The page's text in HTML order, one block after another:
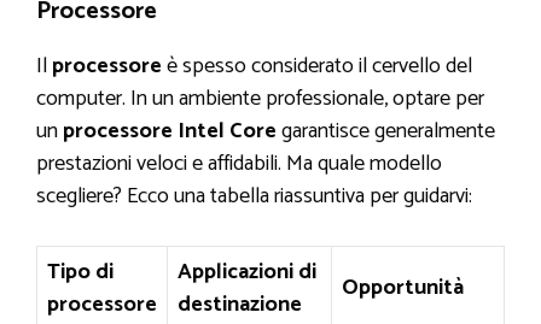
Processore
Ilprocessoreè spesso considerato il cervello del
computer. In un ambiente professionale, optare per
unprocessore Intel Coregarantisce generalmente
prestazioni veloci e affidabili. Ma quale modello
scegliere? Ecco una tabella riassuntiva per guidarvi:
Tipo di
processore
Applicazioni di
destinazione
Opportunità